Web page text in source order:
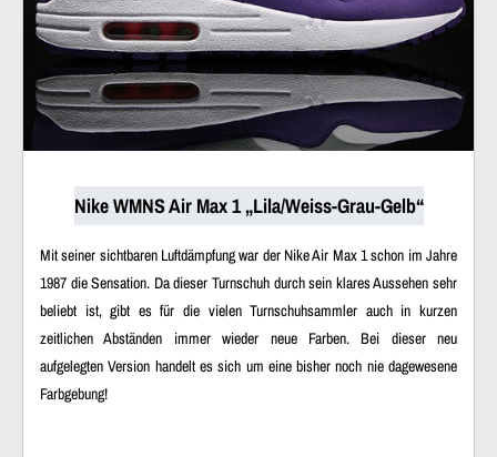
Nike WMNS Air Max 1 „Lila/Weiss-Grau-Gelb“
Mit seiner sichtbaren Luftdämpfung war der Nike Air Max 1 schon im Jahre
1987 die Sensation. Da dieser Turnschuh durch sein klares Aussehen sehr
beliebt ist, gibt es für die vielen Turnschuhsammler auch in kurzen
zeitlichen Abständen immer wieder neue Farben. Bei dieser neu
aufgelegten Version handelt es sich um eine bisher noch nie dagewesene
Farbgebung!